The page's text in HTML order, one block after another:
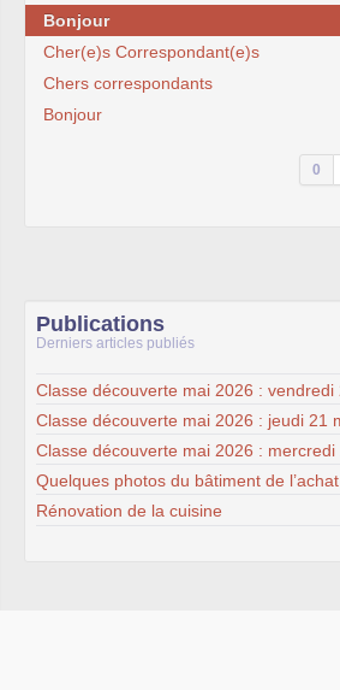
Bonjour
Cher(e)s Correspondant(e)s
Chers correspondants
Bonjour
0
Publications
Derniers articles publiés
Classe découverte mai 2026 : vendredi
Classe découverte mai 2026 : jeudi 21
Classe découverte mai 2026 : mercredi
Quelques photos du bâtiment de
Rénovation de la cuisine